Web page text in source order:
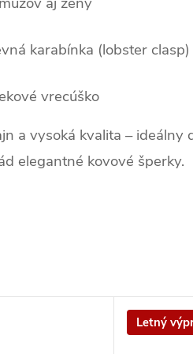
karabínka (lobster clasp)
vrecúško
a vysoká kvalita – ideálny
elegantné kovové šperky.
Letný